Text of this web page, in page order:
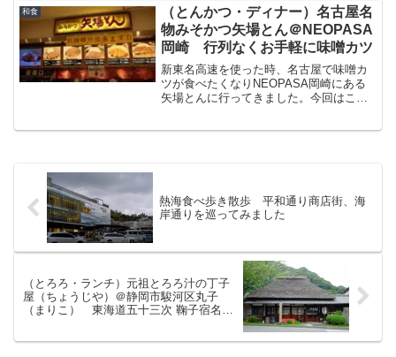
「むじゃき」でシロクマをいただき、宿
泊は「城山ホテル」と「シェラトン鹿児
島」、指宿「砂楽」で砂蒸し温泉、霧島
温泉「妙見石原壮」で露天風呂、城山ホ
テルの「薩摩の湯」で桜島を眺め、シェ
ラトン鹿児島で天然温泉につかる。仙厳
園で島津家の歴史にふれ、鹿児島水族館
でジンベイザメを鑑賞。そんな詰込みま
行記をブログで紹介したいと思います。
和食
（とんかつ・ディナー）名古屋名
物みそかつ矢場とん＠NEOPASA
岡崎 行列なくお手軽に味噌カツ
新東名高速を使った時、名古屋で味噌カ
ツが食べたくなりNEOPASA岡崎にある
矢場とんに行ってきました。今回はこの
熱海食べ歩き散歩 平和通り商店街、海
岸通りを巡ってみました
（とろろ・ランチ）元祖とろろ汁の丁子
屋（ちょうじや）＠静岡市駿河区丸子
（まりこ） 東海道五十三次 鞠子宿名物